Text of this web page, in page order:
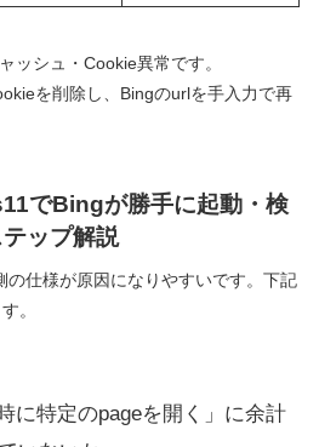
ッシュ・Cookie異常です。
を削除し、Bingのurlを手入力で再
でBingが勝手に起動・検
ップ解説
の仕様が原因になりやすいです。下記
。
に特定のpageを開く」に余計